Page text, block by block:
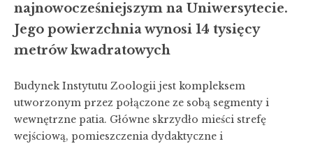
najnowocześniejszym na Uniwersytecie.
Jego powierzchnia wynosi 14 tysięcy
metrów kwadratowych
Budynek Instytutu Zoologii jest kompleksem
utworzonym przez połączone ze sobą segmenty i
wewnętrzne patia. Główne skrzydło mieści strefę
wejściową, pomieszczenia dydaktyczne i